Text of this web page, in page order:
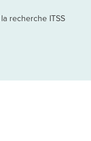
recherche ITSS